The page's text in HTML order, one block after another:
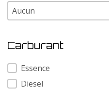
Modele
Modele
Carburant
Carburant
Essence
Diesel